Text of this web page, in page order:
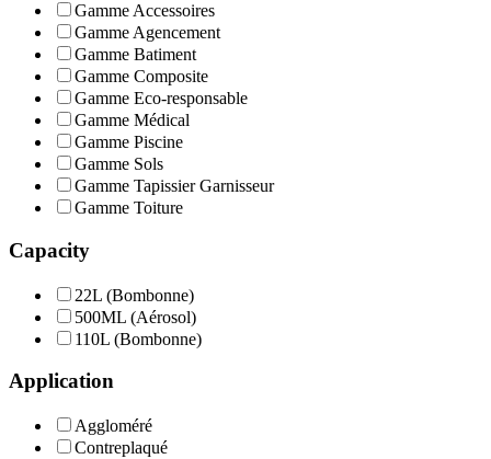
Gamme Accessoires
Gamme Agencement
Gamme Batiment
Gamme Composite
Gamme Eco-responsable
Gamme Médical
Gamme Piscine
Gamme Sols
Gamme Tapissier Garnisseur
Gamme Toiture
Capacity
22L (Bombonne)
500ML (Aérosol)
110L (Bombonne)
Application
Aggloméré
Contreplaqué